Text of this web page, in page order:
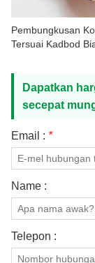
HUBUNGI KAMI
Pembungkusan
Tersuai Kadbod
Dapatkan
secepat
Email : *
Name :
Telepon :